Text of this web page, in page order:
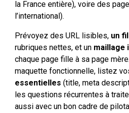
la France entière), voire des
l’international).
Prévoyez des URL lisibles, un
rubriques nettes, et un maillage
chaque page fille à sa page
maquette fonctionnelle, listez
essentielles (title, meta
les questions récurrentes à
aussi avec un bon cadre de